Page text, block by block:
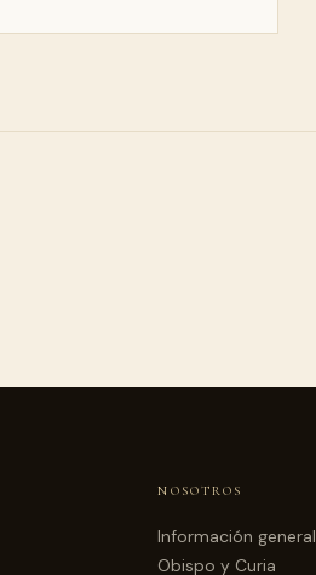
NOSOTROS
Información general
Obispo y Curia